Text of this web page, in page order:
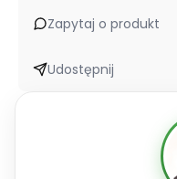
Zapytaj o produkt
Udostępnij